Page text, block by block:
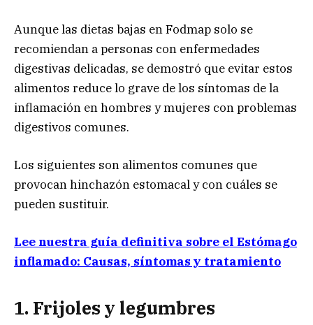
Aunque las dietas bajas en Fodmap solo se
recomiendan a personas con enfermedades
digestivas delicadas, se demostró que evitar estos
alimentos reduce lo grave de los síntomas de la
inflamación en hombres y mujeres con problemas
digestivos comunes.
Los siguientes son alimentos comunes que
provocan hinchazón estomacal y con cuáles se
pueden sustituir.
Lee nuestra guía definitiva sobre el Estómago
inflamado: Causas, síntomas y tratamiento
1. Frijoles y legumbres